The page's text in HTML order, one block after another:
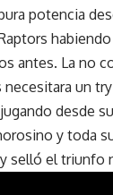
potencia
antes. La no
necesitara un
desde
y toda
selló el triunfo